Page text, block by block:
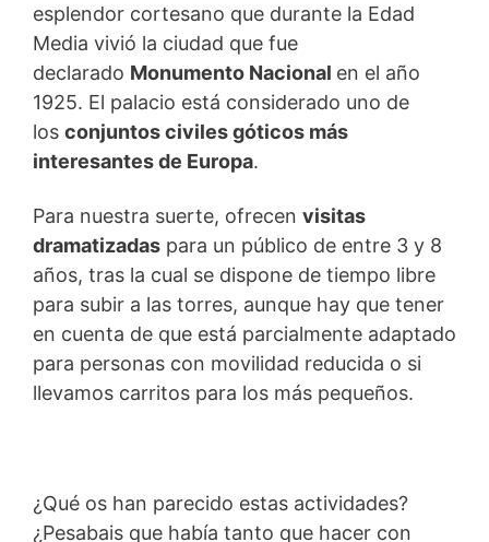
esplendor cortesano que durante la Edad
Media vivió la ciudad que fue
declarado Monumento Nacional en el año
1925. El palacio está considerado uno de
los conjuntos civiles góticos más
interesantes de Europa.
Para nuestra suerte, ofrecen visitas
dramatizadas para un público de entre 3 y 8
años, tras la cual se dispone de tiempo libre
para subir a las torres, aunque hay que tener
en cuenta de que está parcialmente adaptado
para personas con movilidad reducida o si
llevamos carritos para los más pequeños.
¿Qué os han parecido estas actividades?
¿Pesabais que había tanto que hacer con